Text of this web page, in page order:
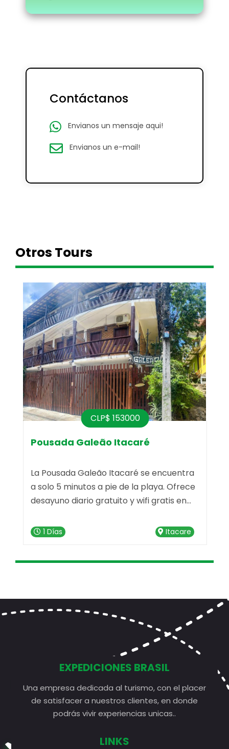
Contáctanos
Envianos un mensaje aqui!
Envianos un e-mail!
Otros Tours
CLP$ 153000
Pousada Galeão Itacaré
La Pousada Galeão Itacaré se encuentra
a solo 5 minutos a pie de la playa. Ofrece
desayuno diario gratuito y wifi gratis en
1 Días Itacare
EXPEDICIONES BRASIL
Una empresa dedicada al turismo, con el placer
de satisfacer a nuestros clientes, en donde
podrás vivir experiencias unicas..
LINKS